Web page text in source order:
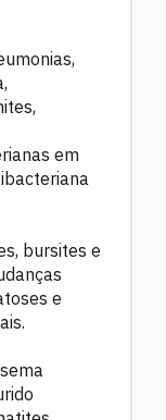
em
bursites e
e